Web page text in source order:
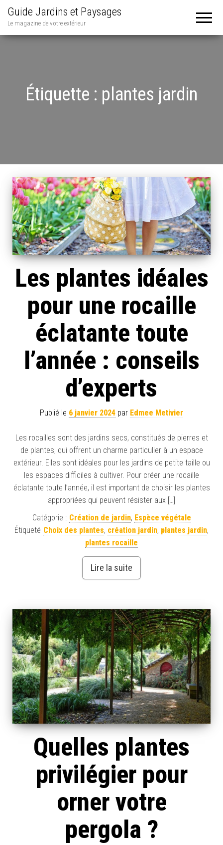
Guide Jardins et Paysages
Le magazine de votre extérieur
Étiquette : plantes jardin
Les plantes idéales
pour une rocaille
éclatante toute
l’année : conseils
d’experts
Publié le 6 janvier 2024 par Edmee Metivier
Les rocailles sont des jardins secs, constitués de pierres et
de plantes, qui offrent un charme particulier à un espace
extérieur. Elles sont idéales pour les jardins de petite taille ou
les espaces difficiles à cultiver. Pour créer une rocaille
éclatante toute l’année, il est important de choisir les plantes
appropriées qui peuvent résister aux […]
Catégorie : Création de jardin, Espèce végétale
Étiqueté Choix des plantes, création jardin, plantes jardin,
plantes rocaille
Lire la suite
Quelles plantes
privilégier pour
orner votre
pergola ?